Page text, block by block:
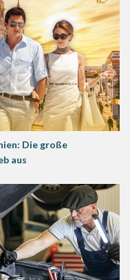
Die große
aus